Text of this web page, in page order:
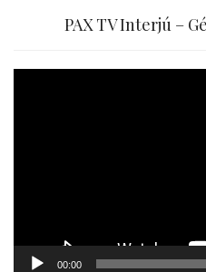
PAX TV Interjú –
00:00